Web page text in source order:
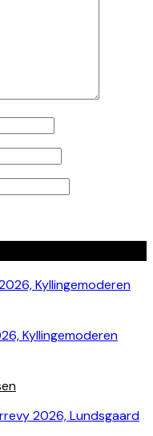
Kyllingemoderen